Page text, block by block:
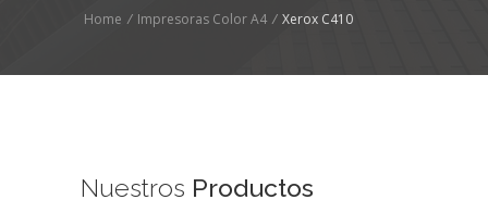
Home / Impresoras Color A4 / Xerox C410
Nuestros Productos